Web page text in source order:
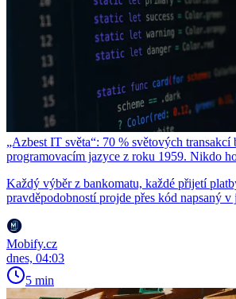
„Azbest IT světa“: 70 % světových transakcí
programovacím jazyce z roku 1959. Nikdo
Každý výběr z bankomatu, každé přijetí
pravděpodobností projde přes kód napsaný v
Mobify.cz
dnes, 04:03
5 min